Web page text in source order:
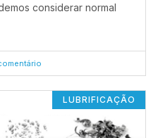
considerar normal
LUBRIFICAÇÃO